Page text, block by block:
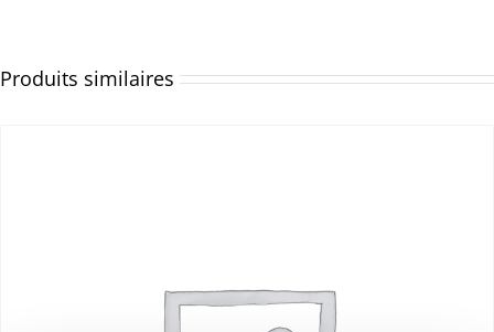
Produits similaires